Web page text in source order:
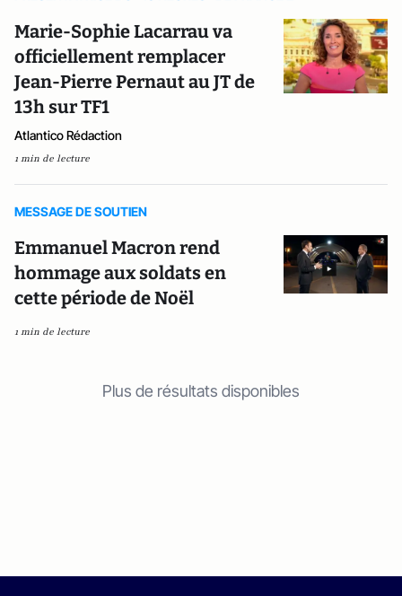
Marie-Sophie Lacarrau va
officiellement remplacer
Jean-Pierre Pernaut au JT de
13h sur TF1
Atlantico Rédaction
1 min de lecture
MESSAGE DE SOUTIEN
Emmanuel Macron rend
hommage aux soldats en
cette période de Noël
1 min de lecture
Plus de résultats disponibles